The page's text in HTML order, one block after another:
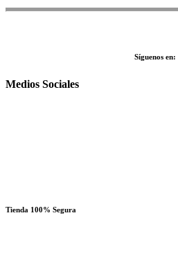
Síguenos en:
Medios Sociales
Tienda 100% Segura